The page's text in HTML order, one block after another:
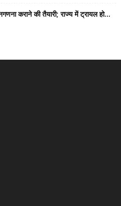
कराने की तैयारी; राज्य में ट्रायल हो...